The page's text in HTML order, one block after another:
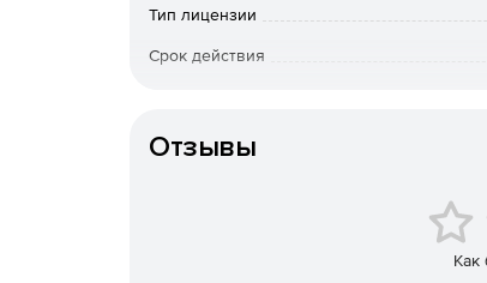
сообщений.
Тип лицензии
Срок действия
Отзывы
Как